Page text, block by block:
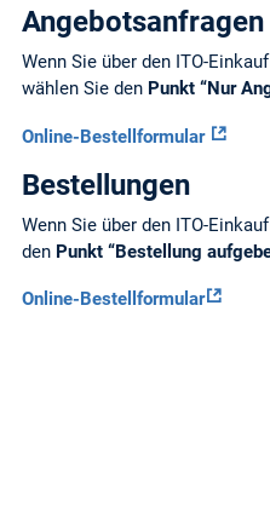
Angebotsanfragen
Wenn Sie über den ITO-
wählen Sie den Punkt “Nur
Online-Bestellformular
Bestellungen
Wenn Sie über den ITO-
den Punkt “Bestellung
Online-Bestellformular